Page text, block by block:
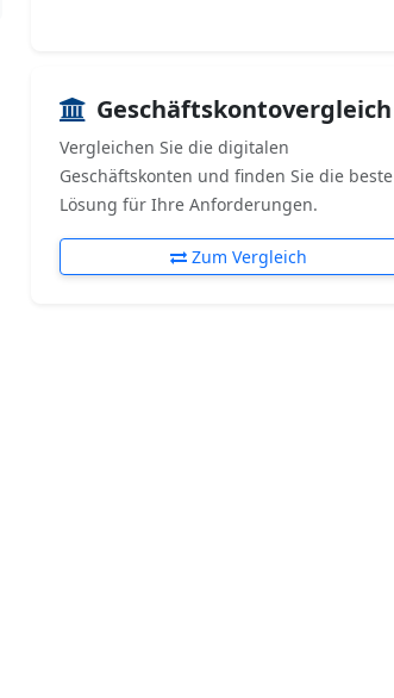
Geschäftskontovergleich
Vergleichen Sie die digitalen
Geschäftskonten und finden Sie die beste
Lösung für Ihre Anforderungen.
Zum Vergleich